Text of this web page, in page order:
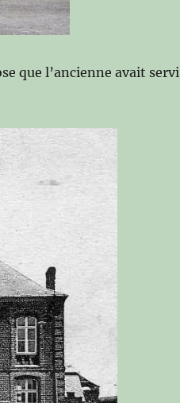
que l’ancienne avait servi